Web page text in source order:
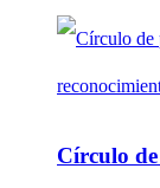
Círculo